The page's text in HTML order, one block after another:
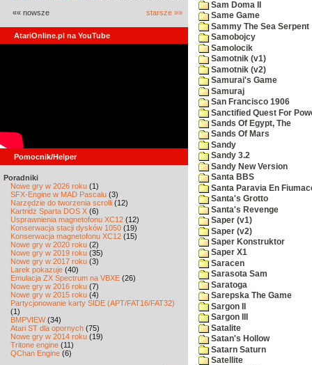
«« nowsze starsze »»
AtariOnline.pl na YouTube
Pomocnik/Helper
Poradniki
Nowe gry w 2026 roku (1)
SFX-Engine w MAD Pascalu (3)
Narzędzie do tworzenia scrolli (12)
Kartridż Sparta DOS X (6)
Usprawnienia magnetofonu XC12 (12)
Konserwacja stacji dysków 1050 (19)
Konserwacja magnetofonu XC12 (15)
Nowe gry w 2020 roku (2)
Nowe gry w 2019 roku (35)
Nowe gry w 2017 roku (3)
Larek pokazuje (40)
Emulacja ZX Spectrum na VBXE (26)
Nowe gry w 2016 roku (7)
Nowe gry w 2015 roku (4)
Partycjonowanie karty SIDE (APT/FAT16/FAT32)
(1)
BMPVIEW(34)
Atari ST dla opornych (75)
Nowe gry w 2014 roku (19)
Tritone engine (11)
QChan Engine (6)
Sam Doma II
Same Game
Sammy The Sea Serpent
Samobojcy
Samolocik
Samotnik (v1)
Samotnik (v2)
Samurai's Game
Samuraj
San Francisco 1906
Sanctified Quest For
Sands Of Egypt, The
Sands Of Mars
Sandy
Sandy 3.2
Sandy New Version
Santa BBS
Santa Paravia En
Santa's Grotto
Santa's Revenge
Saper (v1)
Saper (v2)
Saper Konstruktor
Saper X1
Saracen
Sarasota Sam
Saratoga
Sarepska The Game
Sargon II
Sargon III
Satalite
Satan's Hollow
Satarn Saturn
Satellite